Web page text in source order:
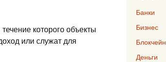
которого объекты
или служат для
Банки
Бизнес
Блокчейн
Деньги